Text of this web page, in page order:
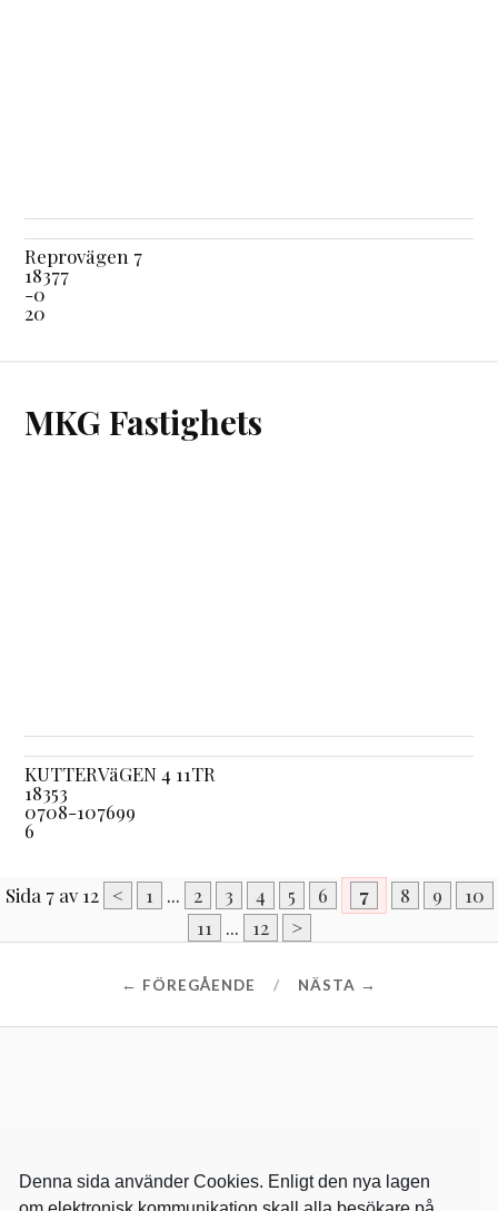
Reprovägen 7
18377
-0
20
MKG Fastighets
KUTTERVäGEN 4 11TR
18353
0708-107699
6
Sida 7 av 12 < 1 ... 2 3 4 5 6 7 8 9
10
11
... 12 >
← FÖREGÅENDE NÄSTA →
Denna sida använder Cookies. Enligt den nya lagen